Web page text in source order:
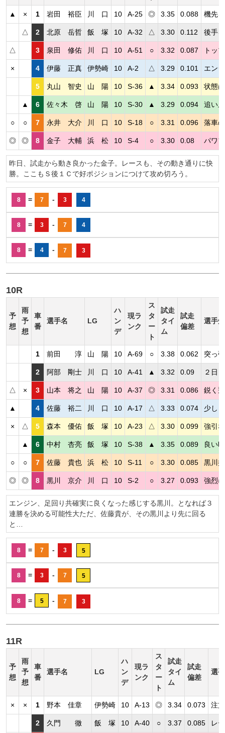
▲ × 1 岩田 裕臣 川 口 10 A-25 ◎ 3.35 0.088 機先
△ 2 北原 岳哲 飯 塚 10 A-32 △ 3.30 0.112 後手
△ 3 泉田 修佑 川 口 10 A-51 ○ 3.32 0.087 トッ
× 4 伊藤 正真 伊勢崎 10 A-2 △ 3.29 0.101 エン
5 丸山 智史 山 陽 10 S-36 ▲ 3.34 0.093 状態
▲ 6 佐々木 啓 山 陽 10 S-30 ▲ 3.29 0.094 追い
○ ○ 7 永井 大介 川 口 10 S-18 ○ 3.31 0.096 落車
◎ ◎ 8 金子 大輔 浜 松 10 S-4 ○ 3.30 0.08 パワ
昨日、試走から動き良かった金子。レースも、その動き通りに快
勝。ここもＳ後１Ｃで好ポジションにつけて攻め切ろう。
8 = 7 - 3 4
8 = 3 - 7 4
8 = 4 - 7 3
10R
予
想
雨
予
想
車
番
選手名 LG
ハ
ン
デ
現ラ
ンク
ス
タ
ー
ト
試走
タイ
ム
試走
偏差
選手
1 前田 淳 山 陽 10 A-69 ○ 3.38 0.062 突っ
2 阿部 剛士 川 口 10 A-41 ▲ 3.32 0.09 ２日
△ × 3 山本 将之 山 陽 10 A-37 ◎ 3.31 0.086 鋭く
▲ 4 佐藤 裕二 川 口 10 A-17 △ 3.33 0.074 少し
× △ 5 森本 優佑 飯 塚 10 A-23 △ 3.30 0.099 強引
▲ 6 中村 杏亮 飯 塚 10 S-38 ▲ 3.35 0.089 良い
○ ○ 7 佐藤 貴也 浜 松 10 S-11 ○ 3.30 0.085 黒川
◎ ◎ 8 黒川 京介 川 口 10 S-2 ○ 3.27 0.093 強烈
エンジン、足回り共確実に良くなった感じする黒川。となれば３
連勝を決める可能性大ただ、佐藤貴が、その黒川より先に回る
と…
8 = 7 - 3 5
8 = 3 - 7 5
8 = 5 - 7 3
11R
予
想
雨
予
想
車
番
選手名 LG
ハ
ン
デ
現ラ
ンク
ス
タ
ー
ト
試走
タイ
ム
試走
偏差
選
× × 1 野本 佳章 伊勢崎 10 A-13 ◎ 3.34 0.073 注
2 久門 徹 飯 塚 10 A-40 ○ 3.37 0.085 レ